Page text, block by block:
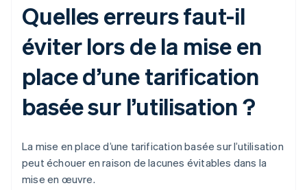
Quelles erreurs faut-il
éviter lors de la mise en
place d’une tarification
basée sur l’utilisation ?
La mise en place d’une tarification basée sur l’utilisation
peut échouer en raison de lacunes évitables dans la
mise en œuvre.